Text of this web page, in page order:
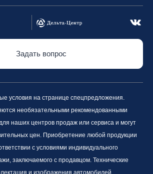
Задать вопрос
условия на странице спецпредложения.
необязательными рекомендованными
наших центров продаж или сервиса и могут
цен. Приобретение любой продукции
с условиями индивидуального
заключаемого с продавцом. Технические
и изображения автомобилей,